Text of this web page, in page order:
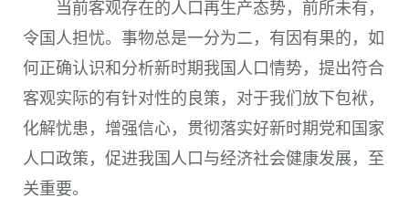
当前客观存在的人口再生产态势，前所未有，
令国人担忧。事物总是一分为二，有因有果的，如
何正确认识和分析新时期我国人口情势，提出符合
客观实际的有针对性的良策，对于我们放下包袱，
化解忧患，增强信心，贯彻落实好新时期党和国家
人口政策，促进我国人口与经济社会健康发展，至
关重要。